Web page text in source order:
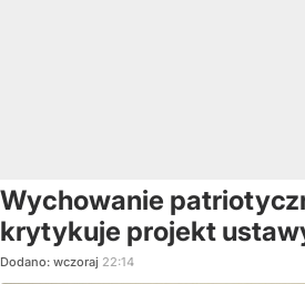
Wychowanie
krytykuje projekt
Dodano: wczoraj 22:14